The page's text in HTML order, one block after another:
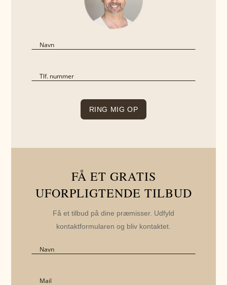
FÅ ET GRATIS
UFORPLIGTENDE TILBUD
Få et tilbud på dine præmisser. Udfyld
kontaktformularen og bliv kontaktet.